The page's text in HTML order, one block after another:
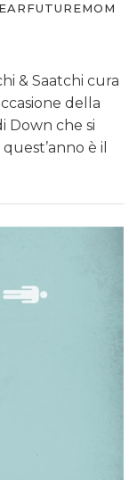
& Saatchi cura
della
Down che si
è il